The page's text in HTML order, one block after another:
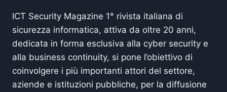
ICT Security Magazine 1° rivista italiana di
sicurezza informatica, attiva da oltre 20 anni,
dedicata in forma esclusiva alla cyber security e
alla business continuity, si pone l’obiettivo di
coinvolgere i più importanti attori del settore,
aziende e istituzioni pubbliche, per la diffusione